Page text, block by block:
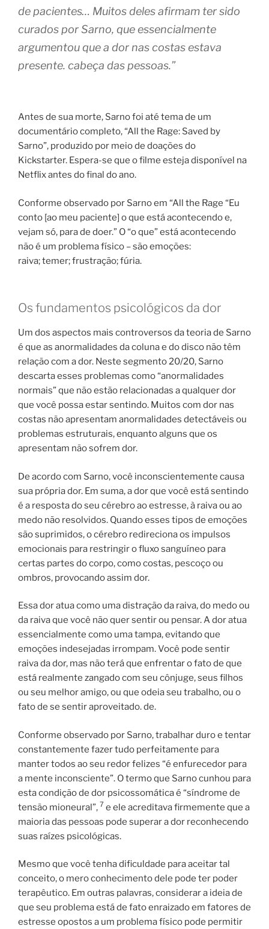
de pacientes… Muitos deles afirmam ter sido
curados por Sarno, que essencialmente
argumentou que a dor nas costas estava
presente. cabeça das pessoas.”
Antes de sua morte, Sarno foi até tema de um
documentário completo, “All the Rage: Saved by
Sarno”, produzido por meio de doações do
Kickstarter. Espera-se que o filme esteja disponível na
Netflix antes do final do ano.
Conforme observado por Sarno em “All the Rage “Eu
conto [ao meu paciente] o que está acontecendo e,
vejam só, para de doer.” O “o que” está acontecendo
não é um problema físico – são emoções:
raiva; temer; frustração; fúria.
Os fundamentos psicológicos da dor
Um dos aspectos mais controversos da teoria de Sarno
é que as anormalidades da coluna e do disco não têm
relação com a dor. Neste segmento 20/20, Sarno
descarta esses problemas como “anormalidades
normais” que não estão relacionadas a qualquer dor
que você possa estar sentindo. Muitos com dor nas
costas não apresentam anormalidades detectáveis ​​ou
problemas estruturais, enquanto alguns que os
apresentam não sofrem dor.
De acordo com Sarno, você inconscientemente causa
sua própria dor. Em suma, a dor que você está sentindo
é a resposta do seu cérebro ao estresse, à raiva ou ao
medo não resolvidos. Quando esses tipos de emoções
são suprimidos, o cérebro redireciona os impulsos
emocionais para restringir o fluxo sanguíneo para
certas partes do corpo, como costas, pescoço ou
ombros, provocando assim dor.
Essa dor atua como uma distração da raiva, do medo ou
da raiva que você não quer sentir ou pensar. A dor atua
essencialmente como uma tampa, evitando que
emoções indesejadas irrompam. Você pode sentir
raiva da dor, mas não terá que enfrentar o fato de que
está realmente zangado com seu cônjuge, seus filhos
ou seu melhor amigo, ou que odeia seu trabalho, ou o
fato de se sentir aproveitado. de.
Conforme observado por Sarno, trabalhar duro e tentar
constantemente fazer tudo perfeitamente para
manter todos ao seu redor felizes “é enfurecedor para
a mente inconsciente”. O termo que Sarno cunhou para
esta condição de dor psicossomática é “síndrome de
tensão mioneural”, 7 e ele acreditava firmemente que a
maioria das pessoas pode superar a dor reconhecendo
suas raízes psicológicas.
Mesmo que você tenha dificuldade para aceitar tal
conceito, o mero conhecimento dele pode ter poder
terapêutico. Em outras palavras, considerar a ideia de
que seu problema está de fato enraizado em fatores de
estresse opostos a um problema físico pode permitir